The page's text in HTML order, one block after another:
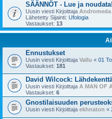
SÄÄNNÖT - Lue ja
Uusin viesti Kirjoittaja Andromeda
Lähetetty Sijainti: Ufologia
Vastaukset: 13
Ennustukset
Uusin viesti Kirjoittaja Vallu « 01
Vastaukset: 181
David Wilcock:
Uusin viesti Kirjoittaja A MAN OF
Vastaukset: 6
Gnostilaisuuden
Uusin viesti Kirjoittaja ekhnaton «